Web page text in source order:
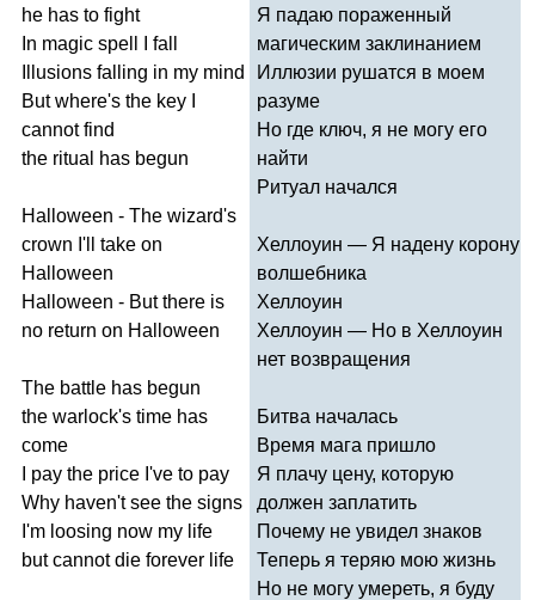
he has to fight
In magic spell
fall
Illusions falling in my mind
But where's the key
cannot find
the ritual has begun
Halloween - The wizard's
crown I'll take on
Halloween
Halloween - But there is
no return on Halloween
The battle has begun
the warlock's time has
come
pay the price I've to pay
Why haven't see the signs
I'm loosing now my life
but cannot die forever life
Я падаю пораженный
магическим заклинанием
Иллюзии рушатся в моем
разуме
Но где ключ, я не могу его
найти
Ритуал начался
Хеллоуин — Я надену корону
волшебника
Хеллоуин
Хеллоуин — Но в Хеллоуин
нет возвращения
Битва началась
Время мага пришло
Я плачу цену, которую
должен заплатить
Почему не увидел знаков
Теперь я теряю мою жизнь
Но не могу умереть, я буду